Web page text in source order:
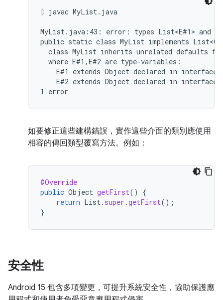
javac MyList.java
MyList.java:43: error: types List<E#1> and
public static class MyList implements
class MyList inherits unrelated defaults
  where E#1,E#2 are type-variables:
E#1 extends Object declared in interface
E#2 extends Object declared in interface
如要修正這些建構錯誤，實作這些介面的類別應使用
相容的傳回類型覆寫方法。例如：
@Override
public Object getFirst()
{
return List. super .getFirst();
}
安全性
Android 15 包含多項變更，可提升系統安全性，協助保護應